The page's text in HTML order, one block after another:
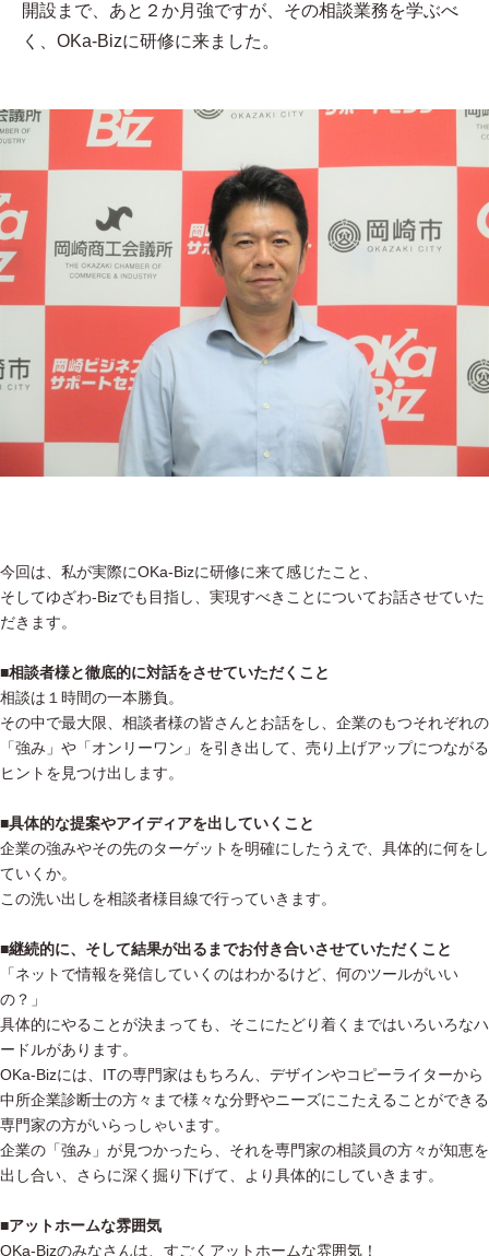
開設まで、あと２か月強ですが、その相談業務を学ぶべ
く、OKa-Bizに研修に来ました。
今回は、私が実際にOKa-Bizに研修に来て感じたこと、
そしてゆざわ-Bizでも目指し、実現すべきことについてお話させていた
だきます。
■相談者様と徹底的に対話をさせていただくこと
相談は１時間の一本勝負。
その中で最大限、相談者様の皆さんとお話をし、企業のもつそれぞれの
「強み」や「オンリーワン」を引き出して、売り上げアップにつながる
ヒントを見つけ出します。
■具体的な提案やアイディアを出していくこと
企業の強みやその先のターゲットを明確にしたうえで、具体的に何をし
ていくか。
この洗い出しを相談者様目線で行っていきます。
■継続的に、そして結果が出るまでお付き合いさせていただくこと
「ネットで情報を発信していくのはわかるけど、何のツールがいい
の？」
具体的にやることが決まっても、そこにたどり着くまではいろいろなハ
ードルがあります。
OKa-Bizには、ITの専門家はもちろん、デザインやコピーライターから
中所企業診断士の方々まで様々な分野やニーズにこたえることができる
専門家の方がいらっしゃいます。
企業の「強み」が見つかったら、それを専門家の相談員の方々が知恵を
出し合い、さらに深く掘り下げて、より具体的にしていきます。
■アットホームな雰囲気
OKa-Bizのみなさんは、すごくアットホームな雰囲気！